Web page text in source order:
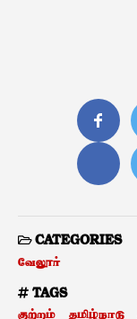
CATEGORIES
வேலூர்
TAGS
குற்றம் தமிழ்நாடு